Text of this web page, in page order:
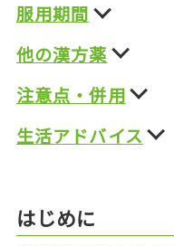
服用期間
他の漢方薬
注意点・併用
生活アドバイス
はじめに